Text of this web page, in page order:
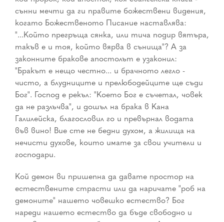
сънни мечти да ги правите божествени видения,
когато Божественото Писание наставлява:
"...Който прегръща сянка, или тича подир вятъра,
такъв е и тоя, който вярва в сънища"? А за
законните бракове апостолът е узаконил:
"Бракът е нещо честно... и брачното легло ­
чисто, а блудниците и прелюбодейците ще съди
Бог". Господ е рекъл: "Което Бог е съчетал, човек
да не разлъчва", и дошъл на брака в Кана
Галилейска, благословил го и превърнал водата
във вино! Вие сте не бедни духом, а жилища на
нечисти духове, които имате за свои учители и
господари.
Кой демон ви пришепна да давате простор на
естествените страсти или да наричате "роб на
демоните" нашето човешко естество? Бог
нареди нашето естество да бъде свободно и